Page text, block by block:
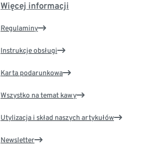
Więcej informacji
Regulaminy
Instrukcje obsługi
Karta podarunkowa
Wszystko na temat kawy
Utylizacja i skład naszych artykułów
Newsletter